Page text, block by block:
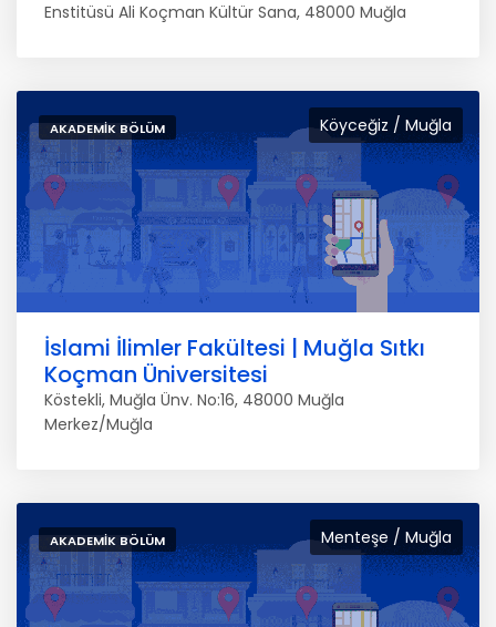
Enstitüsü Ali Koçman Kültür Sana, 48000 Muğla
Köyceğiz / Muğla
AKADEMIK BÖLÜM
İslami İlimler Fakültesi | Muğla Sıtkı
Koçman Üniversitesi
Köstekli, Muğla Ünv. No:16, 48000 Muğla
Merkez/Muğla
Menteşe / Muğla
AKADEMIK BÖLÜM